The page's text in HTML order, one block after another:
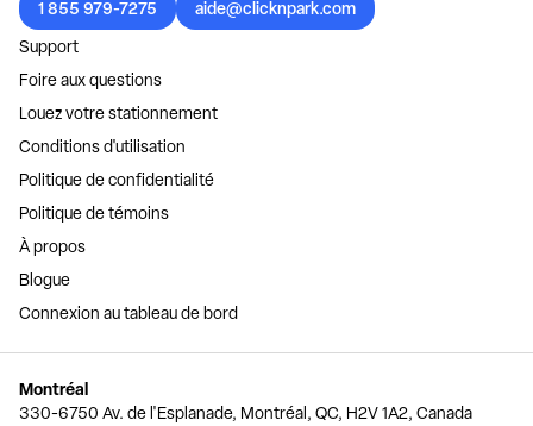
1 855 979-7275
aide@clicknpark.com
Support
Foire aux questions
Louez votre stationnement
Conditions d'utilisation
Politique de confidentialité
Politique de témoins
À propos
Blogue
Connexion au tableau de bord
Montréal
330-6750 Av. de l'Esplanade, Montréal, QC, H2V 1A2, Canada